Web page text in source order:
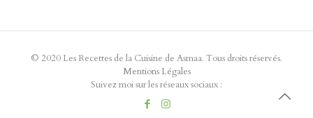
© 2020 Les Recettes de la Cuisine de Asmaa. Tous droits réservés.
Mentions Légales
Suivez moi sur les réseaux sociaux :